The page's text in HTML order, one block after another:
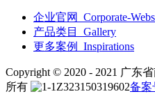
企业官网_Corporate-
产品类目_Gallery
更多案例_Inspirations
Copyright © 2020 - 2021 广东
所有
备案